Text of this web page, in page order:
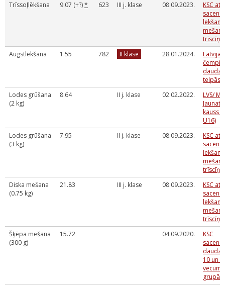
Trīssoļlēkšana
9.07 (+?)* 623 III j. klase 08.09.2023.
KSC
Augstlēkšana
1.55 782 II klase 28.01.2024.
Latvijas
telpās
Lodes grūšana
(2 kg)
8.64 II j. klase 02.02.2022.
LVS/
kauss
U16)
Lodes grūšana
(3 kg)
7.95 II j. klase 08.09.2023.
KSC
Diska mešana
(0.75 kg)
21.83 III j. klase 08.09.2023.
KSC
Šķēpa mešana
(300 g)
15.72 04.09.2020.
KSC
10 un
vecuma
grupām